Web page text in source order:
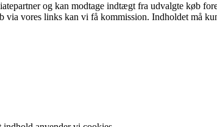
og kan modtage indtægt fra udvalgte køb
via vores links kan vi få kommission. Indholdet må